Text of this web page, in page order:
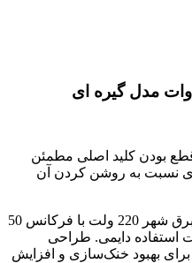
قطع بودن کلید اصلی مطمئن
نسبت به روشن کردن آن
برای تبدیل ولتاژ 12 ولت خودرو به برق شهر 220 ولت با فرکانس 50
100 وات در حالت استفاده دایمی. طراحی
بهبود خنک‌سازی و افزایش